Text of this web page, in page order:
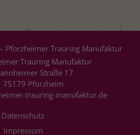
Pforzheimer Trauring Manufaktur
Trauring Manufaktur
Straße 17
75179 Pforzheim
trauring-manufaktur.de
Datenschutz
Impressum